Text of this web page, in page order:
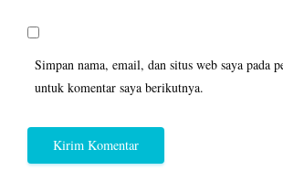
Simpan nama, email, dan situs web saya pada
untuk komentar saya berikutnya.